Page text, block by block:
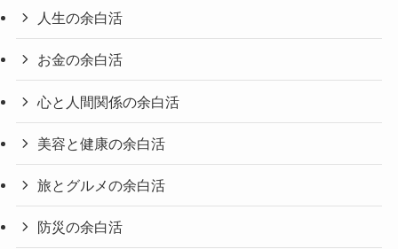
人生の余白活
お金の余白活
心と人間関係の余白活
美容と健康の余白活
旅とグルメの余白活
防災の余白活